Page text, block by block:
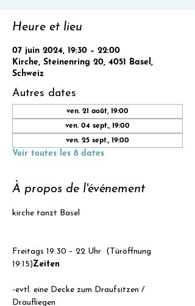
Heure et lieu
07 juin 2024, 19:30 – 22:00
Kirche, Steinenring 20, 4051 Basel,
Schweiz
Autres dates
ven. 21 août, 19:00
ven. 04 sept., 19:00
ven. 25 sept., 19:00
Voir toutes les 8 dates
À propos de l'événement
Freitags 19:30 – 22 Uhr  (Türöffnung
19:15)Zeiten
-evtl. eine Decke zum Draufsitzen /
Draufliegen